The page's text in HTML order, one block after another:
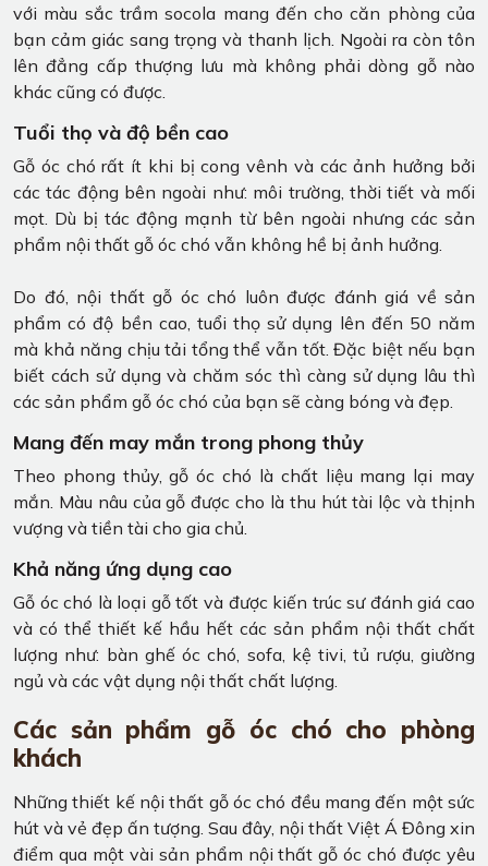
với màu sắc trầm socola mang đến cho căn phòng của
bạn cảm giác sang trọng và thanh lịch. Ngoài ra còn tôn
lên đẳng cấp thượng lưu mà không phải dòng gỗ nào
khác cũng có được.
Tuổi thọ và độ bền cao
Gỗ óc chó rất ít khi bị cong vênh và các ảnh hưởng bởi
các tác động bên ngoài như: môi trường, thời tiết và mối
mọt. Dù bị tác động mạnh từ bên ngoài nhưng các sản
phẩm nội thất gỗ óc chó vẫn không hề bị ảnh hưởng.
Do đó, nội thất gỗ óc chó luôn được đánh giá về sản
phẩm có độ bền cao, tuổi thọ sử dụng lên đến 50 năm
mà khả năng chịu tải tổng thể vẫn tốt. Đặc biệt nếu bạn
biết cách sử dụng và chăm sóc thì càng sử dụng lâu thì
các sản phẩm gỗ óc chó của bạn sẽ càng bóng và đẹp.
Mang đến may mắn trong phong thủy
Theo phong thủy, gỗ óc chó là chất liệu mang lại may
mắn. Màu nâu của gỗ được cho là thu hút tài lộc và thịnh
vượng và tiền tài cho gia chủ.
Khả năng ứng dụng cao
Gỗ óc chó là loại gỗ tốt và được kiến ​​trúc sư đánh giá cao
và có thể thiết kế hầu hết các sản phẩm nội thất chất
lượng như: bàn ghế óc chó, sofa, kệ tivi, tủ rượu, giường
ngủ và các vật dụng nội thất chất lượng.
Các sản phẩm gỗ óc chó cho phòng
khách
Những thiết kế nội thất gỗ óc chó đều mang đến một sức
hút và vẻ đẹp ấn tượng. Sau đây, nội thất Việt Á Đông xin
điểm qua một vài sản phẩm nội thất gỗ óc chó được yêu